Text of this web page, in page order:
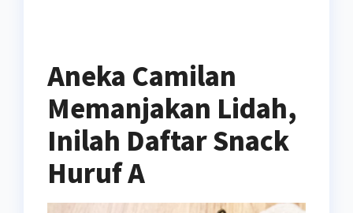
Aneka Camilan
Memanjakan Lidah,
Inilah Daftar Snack
Huruf A